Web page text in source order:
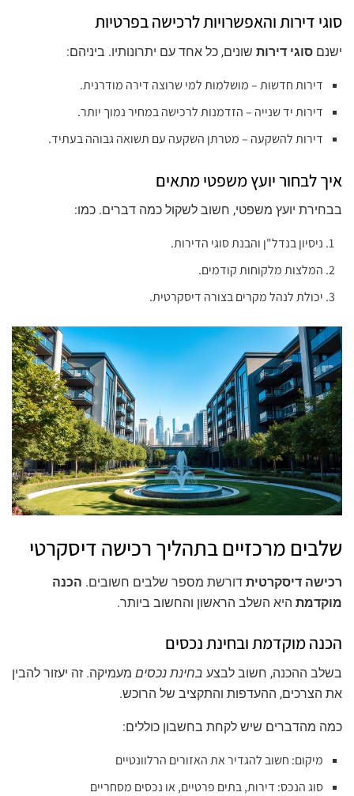
סוגי דירות והאפשרויות לרכישה בפרטיות
ישנם סוגי דירות שונים, כל אחד עם יתרונותיו. ביניהם:
דירות חדשות – מושלמות למי שרוצה דירה מודרנית.
דירות יד שנייה – הזדמנות לרכישה במחיר נמוך יותר.
דירות להשקעה – מטרתן השקעה עם תשואה גבוהה בעתיד.
איך לבחור יועץ משפטי מתאים
בבחירת יועץ משפטי, חשוב לשקול כמה דברים. כמו:
ניסיון בנדל"ן והבנת סוגי הדירות.
המלצות מלקוחות קודמים.
יכולת לנהל מקרים בצורה דיסקרטית.
שלבים מרכזיים בתהליך רכישה דיסקרטי
רכישה דיסקרטית דורשת מספר שלבים חשובים. הכנה
מוקדמת היא השלב הראשון והחשוב ביותר.
הכנה מוקדמת ובחינת נכסים
בשלב ההכנה, חשוב לבצע בחינת נכסים מעמיקה. זה יעזור להבין
את הצרכים, ההעדפות והתקציב של הרוכש.
כמה מהדברים שיש לקחת בחשבון כוללים:
מיקום: חשוב להגדיר את האזורים הרלוונטיים
סוג הנכס: דירות, בתים פרטיים, או נכסים מסחריים